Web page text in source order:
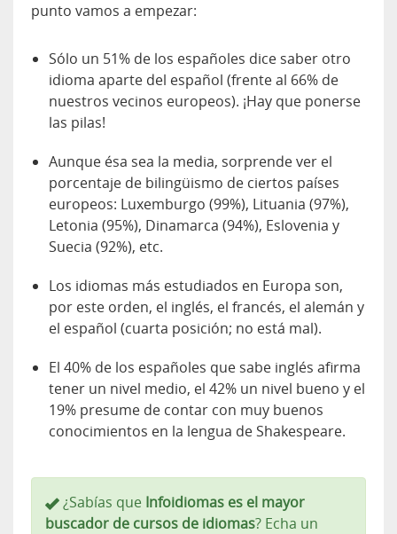
punto vamos a empezar:
Sólo un 51% de los españoles dice saber otro
idioma aparte del español (frente al 66% de
nuestros vecinos europeos). ¡Hay que ponerse
las pilas!
Aunque ésa sea la media, sorprende ver el
porcentaje de bilingüismo de ciertos países
europeos: Luxemburgo (99%), Lituania (97%),
Letonia (95%), Dinamarca (94%), Eslovenia y
Suecia (92%), etc.
Los idiomas más estudiados en Europa son,
por este orden, el inglés, el francés, el alemán y
el español (cuarta posición; no está mal).
El 40% de los españoles que sabe inglés afirma
tener un nivel medio, el 42% un nivel bueno y el
19% presume de contar con muy buenos
conocimientos en la lengua de Shakespeare.
¿Sabías que Infoidiomas es el mayor
buscador de cursos de idiomas? Echa un